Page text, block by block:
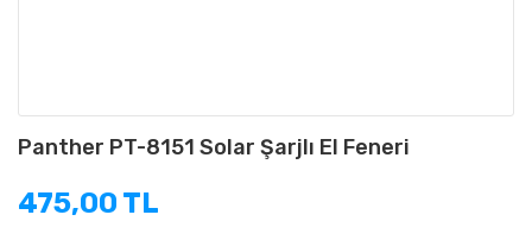
Panther PT-8151 Solar Şarjlı El Feneri
475,00 TL